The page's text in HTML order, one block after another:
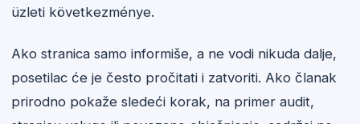
üzleti következménye.
Ako stranica samo informiše, a ne vodi nikuda dalje,
posetilac će je često pročitati i zatvoriti. Ako članak
prirodno pokaže sledeći korak, na primer audit,